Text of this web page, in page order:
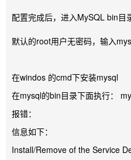
配置完成后，进入MySQL bin目
默认的root用户无密码，输入
在windos 的cmd下安装mysql
在mysql的bin目录下面执行：
报错：
信息如下：
Install/Remove of the Service